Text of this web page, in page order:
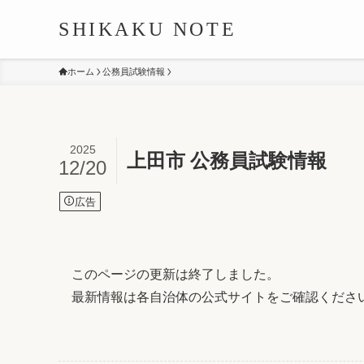
SHIKAKU NOTE
ホーム 公務員試験情報
上田市 公務員試験情報
2025
12/20
広告
このページの更新は終了しました。
最新情報は各自治体の公式サイトをご確認くださ